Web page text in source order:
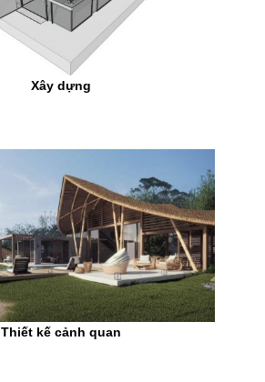
Xây dựng
Thiết kế cảnh quan